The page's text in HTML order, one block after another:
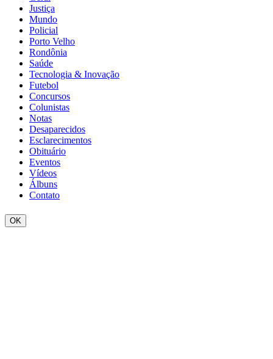
Justiça
Mundo
Policial
Porto Velho
Rondônia
Saúde
Tecnologia & Inovação
Futebol
Concursos
Colunistas
Notas
Desaparecidos
Esclarecimentos
Obituário
Eventos
Vídeos
Álbuns
Contato
OK